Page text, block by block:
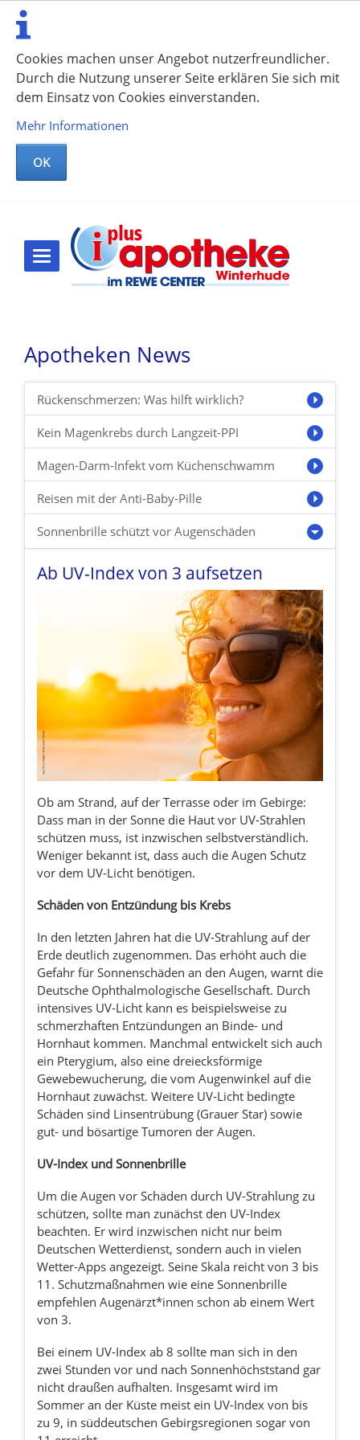
Cookies machen unser Angebot nutzerfreundlicher.
Durch die Nutzung unserer Seite erklären Sie sich mit
dem Einsatz von Cookies einverstanden.
Mehr Informationen
OK
Apotheken News
Rückenschmerzen: Was hilft wirklich?
Kein Magenkrebs durch Langzeit-PPI
Magen-Darm-Infekt vom Küchenschwamm
Reisen mit der Anti-Baby-Pille
Sonnenbrille schützt vor Augenschäden
Ab UV-Index von 3 aufsetzen
Ob am Strand, auf der Terrasse oder im Gebirge:
Dass man in der Sonne die Haut vor UV-Strahlen
schützen muss, ist inzwischen selbstverständlich.
Weniger bekannt ist, dass auch die Augen Schutz
vor dem UV-Licht benötigen.
Schäden von Entzündung bis Krebs
In den letzten Jahren hat die UV-Strahlung auf der
Erde deutlich zugenommen. Das erhöht auch die
Gefahr für Sonnenschäden an den Augen, warnt die
Deutsche Ophthalmologische Gesellschaft. Durch
intensives UV-Licht kann es beispielsweise zu
schmerzhaften Entzündungen an Binde- und
Hornhaut kommen. Manchmal entwickelt sich auch
ein Pterygium, also eine dreiecksförmige
Gewebewucherung, die vom Augenwinkel auf die
Hornhaut zuwächst. Weitere UV-Licht bedingte
Schäden sind Linsentrübung (Grauer Star) sowie
gut- und bösartige Tumoren der Augen.
UV-Index und Sonnenbrille
Um die Augen vor Schäden durch UV-Strahlung zu
schützen, sollte man zunächst den UV-Index
beachten. Er wird inzwischen nicht nur beim
Deutschen Wetterdienst, sondern auch in vielen
Wetter-Apps angezeigt. Seine Skala reicht von 3 bis
11. Schutzmaßnahmen wie eine Sonnenbrille
empfehlen Augenärzt*innen schon ab einem Wert
von 3.
Bei einem UV-Index ab 8 sollte man sich in den
zwei Stunden vor und nach Sonnenhöchststand gar
nicht draußen aufhalten. Insgesamt wird im
Sommer an der Küste meist ein UV-Index von bis
zu 9, in süddeutschen Gebirgsregionen sogar von